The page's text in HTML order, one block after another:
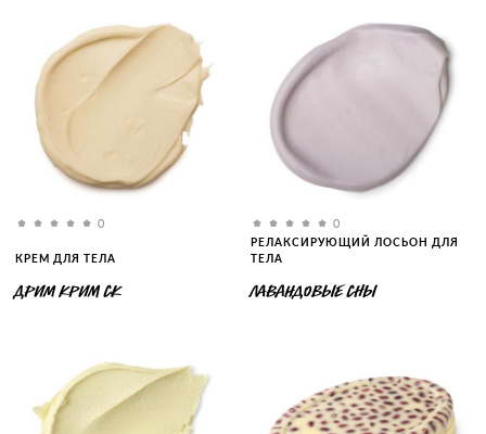
0
КРЕМ ДЛЯ ТЕЛА
ДРИМ КРИМ СК
0
РЕЛАКСИРУЮЩИЙ ЛОСЬОН ДЛЯ
ТЕЛА
ЛАВАНДОВЫЕ СНЫ